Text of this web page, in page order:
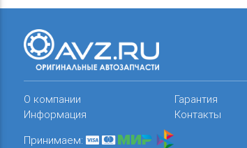
О компании
Информация
Гарантия
Контакты
Принимаем: